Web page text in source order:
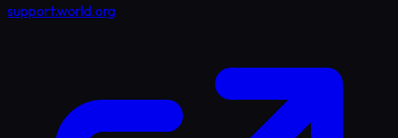
support.world.org